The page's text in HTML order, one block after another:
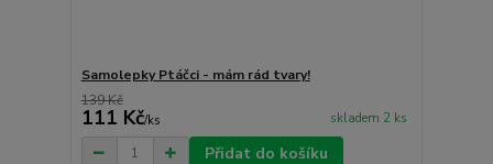
Samolepky Ptáčci - mám rád tvary!
139 Kč
111 Kč/ks skladem 2 ks
Přidat do košíku